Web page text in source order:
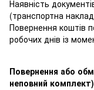
Наявність
(транспортна
Повернення коштів
робочих днів із
Повернення або
неповний